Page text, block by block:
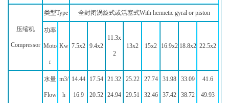
压缩机
Compressor
类型Type 全封闭涡旋式或活塞式With hermetic gyral or piston
功率
Moto
r
Kw 7.5x2 9.4x2
11.3x
2
13x2 15x2 16.9x2 18.8x2 22.5x2
水量
Flow
m3/
h
14.44
16.9
17.54
20.52
21.32
24.94
25.22
29.51
27.74
32.46
31.98
37.42
33.09
38.72
41.6
49.93